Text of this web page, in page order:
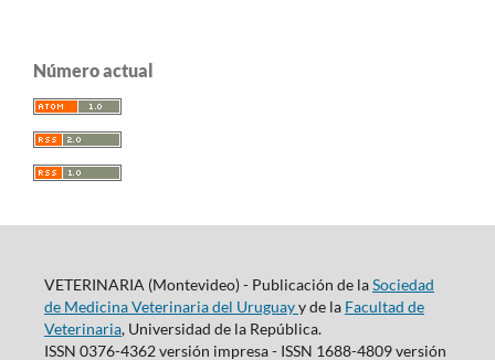
Número actual
VETERINARIA (Montevideo) - Publicación de laSociedad
de Medicina Veterinaria del Uruguayy de la Facultad de
Veterinaria, Universidad de la República.
ISSN 0376-4362 versión impresa - ISSN 1688-4809 versión